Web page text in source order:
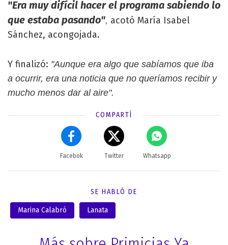
"Era muy difícil hacer el programa sabiendo lo
que estaba pasando", acotó María Isabel
Sánchez, acongojada.
Y finalizó: "Aunque era algo que sabíamos que iba
a ocurrir, era una noticia que no queríamos recibir y
mucho menos dar al aire".
COMPARTÍ
Facebok Twitter Whatsapp
SE HABLÓ DE
Marina Calabró Lanata